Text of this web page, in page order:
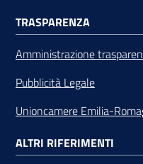
TRASPARENZA
Amministrazione
Pubblicità Legale
Unioncamere Emilia-
ALTRI RIFERIMENTI